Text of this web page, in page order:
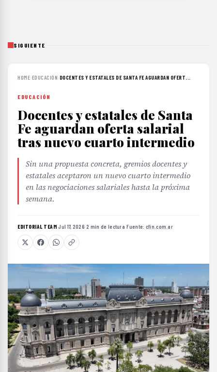
SIGUIENTE
HOME›EDUCACIÓN› DOCENTES Y ESTATALES DE SANTA FE AGUARDAN OFERT...
EDUCACIÓN
Docentes y estatales de Santa
Fe aguardan oferta salarial
tras nuevo cuarto intermedio
Sin una propuesta concreta, gremios docentes y
estatales aceptaron un nuevo cuarto intermedio
en las negociaciones salariales hasta la próxima
semana.
EDITORIAL TEAM·Jul 17, 2026·2 min de lectura·Fuente: cfin.com.ar